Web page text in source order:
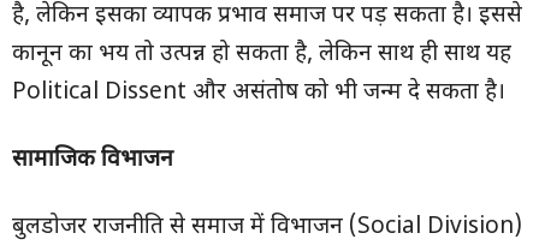
है, लेकिन इसका व्यापक प्रभाव समाज पर पड़ सकता है। इससे
कानून का भय तो उत्पन्न हो सकता है, लेकिन साथ ही साथ यह
Political Dissent और असंतोष को भी जन्म दे सकता है।
सामाजिक विभाजन
बुलडोजर राजनीति से समाज में विभाजन (Social Division)